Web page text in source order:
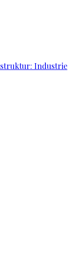
Industrie